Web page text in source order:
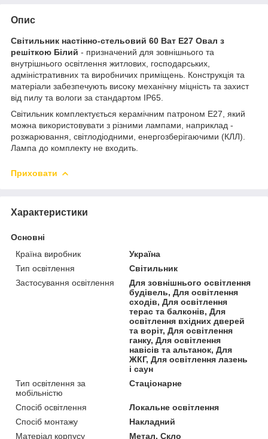
Опис
Світильник настінно-стельовий 60 Ват Е27 Овал з
решіткою Білий - призначений для зовнішнього та
внутрішнього освітлення житлових, господарських,
адміністративних та виробничих приміщень. Конструкція та
матеріали забезпечують високу механічну міцність та захист
від пилу та вологи за стандартом IP65.
Світильник комплектується керамічним патроном Е27, який
можна використовувати з різними лампами, наприклад -
розжарювання, світлодіодними, енергозберігаючими (КЛЛ).
Лампа до комплекту не входить.
Приховати
Характеристики
Основні
Країна виробник
Україна
Тип освітлення
Світильник
Застосування освітлення
Для зовнішнього освітлення
будівель, Для освітлення
сходів, Для освітлення
терас та балконів, Для
освітлення вхідних дверей
та воріт, Для освітлення
ганку, Для освітлення
навісів та альтанок, Для
ЖКГ, Для освітлення лазень
і саун
Тип освітлення за
мобільністю
Стаціонарне
Спосіб освітлення
Локальне освітлення
Спосіб монтажу
Накладний
Матеріал корпусу
Метал, Скло